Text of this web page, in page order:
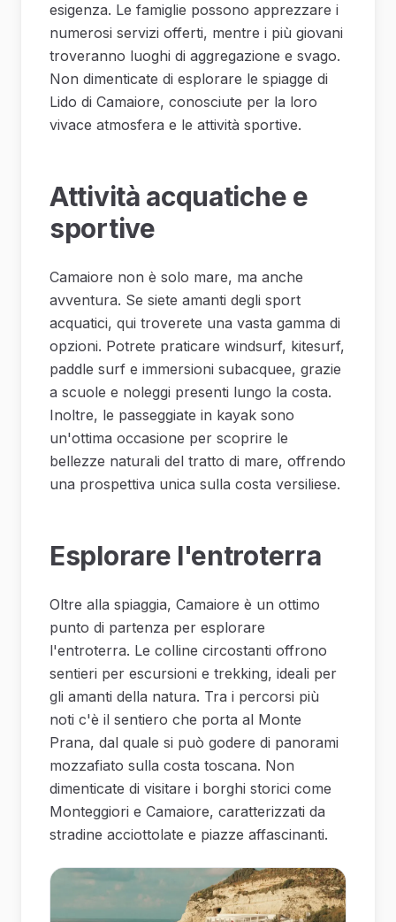
esigenza. Le famiglie possono apprezzare i
numerosi servizi offerti, mentre i più giovani
troveranno luoghi di aggregazione e svago.
Non dimenticate di esplorare le spiagge di
Lido di Camaiore, conosciute per la loro
vivace atmosfera e le attività sportive.
Attività acquatiche e
sportive
Camaiore non è solo mare, ma anche
avventura. Se siete amanti degli sport
acquatici, qui troverete una vasta gamma di
opzioni. Potrete praticare windsurf, kitesurf,
paddle surf e immersioni subacquee, grazie
a scuole e noleggi presenti lungo la costa.
Inoltre, le passeggiate in kayak sono
un'ottima occasione per scoprire le
bellezze naturali del tratto di mare, offrendo
una prospettiva unica sulla costa versiliese.
Esplorare l'entroterra
Oltre alla spiaggia, Camaiore è un ottimo
punto di partenza per esplorare
l'entroterra. Le colline circostanti offrono
sentieri per escursioni e trekking, ideali per
gli amanti della natura. Tra i percorsi più
noti c'è il sentiero che porta al Monte
Prana, dal quale si può godere di panorami
mozzafiato sulla costa toscana. Non
dimenticate di visitare i borghi storici come
Monteggiori e Camaiore, caratterizzati da
stradine acciottolate e piazze affascinanti.